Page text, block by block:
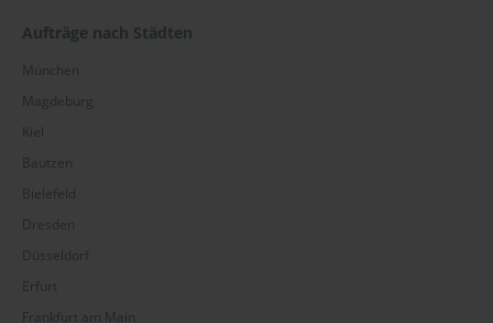
Aufträge nach Städten
München
Magdeburg
Kiel
Bautzen
Bielefeld
Dresden
Düsseldorf
Erfurt
Frankfurt am Main